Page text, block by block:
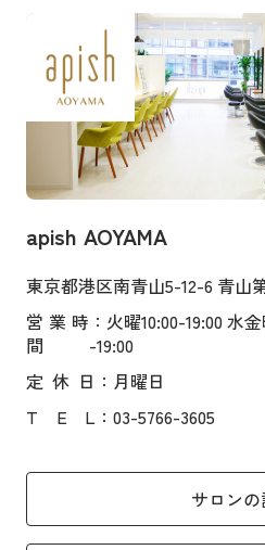
apish AOYAMA
東京都港区南青山5-12-6 青山
営業時
間
：火曜10:00-19:00 水
-19:00
定 休 日 ：月曜日
T
E L ：03-5766-3605
サロン